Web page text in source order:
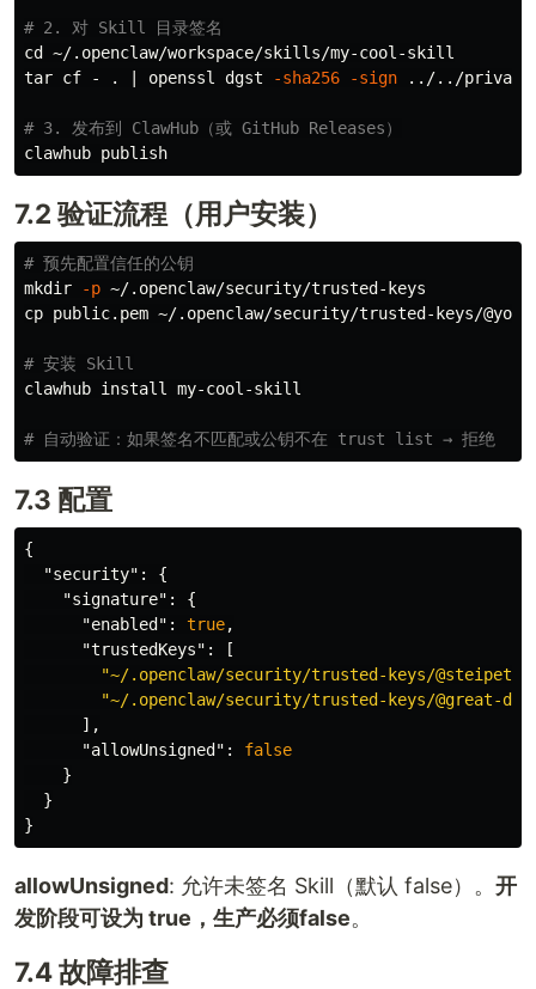
# 2. 对 Skill 目录签名
cd
tar cf - . | openssl dgst -sha256 -sign ../../
# 3. 发布到 ClawHub（或 GitHub Releases）
7.2 验证流程（用户安装）
# 预先配置信任的公钥
mkdir
-p
cp public.pem ~/.openclaw/security/trusted-keys/
# 安装 Skill
clawhub install my-cool-skill
# 自动验证：如果签名不匹配或公钥不在 trust list → 拒绝
7.3 配置
{
"security" :
{
"signature" :
{
"enabled" : true,
"trustedKeys" :
[
"~/.openclaw/security/trusted-keys/
"~/.openclaw/security/trusted-keys/@great-
],
"allowUnsigned" :
false
}
}
}
allowUnsigned: 允许未签名 Skill（默认 false）。 开
发阶段可设为 true，生产必须false。
7.4 故障排查